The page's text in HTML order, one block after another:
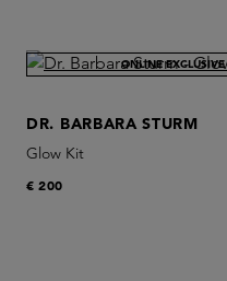
ONLINE EXCLUSIVE
DR. BARBARA STURM
Glow Kit
€ 200